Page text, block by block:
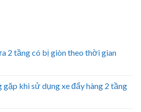
2 tầng có bị giòn theo thời gian
khi sử dụng xe đẩy hàng 2 tầng